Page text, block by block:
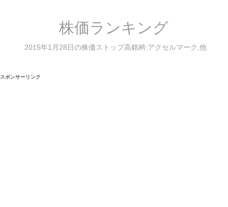
株価ランキング
2015年1月28日の株価ストップ高銘柄:アクセルマーク,他
スポンサーリンク